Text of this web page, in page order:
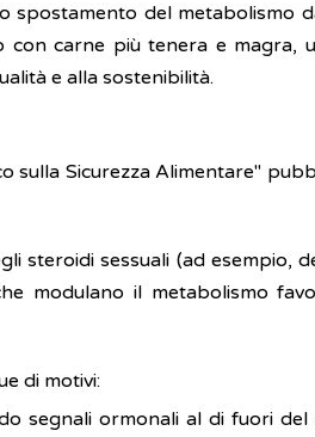
spostamento del metabolismo
con carne più tenera e magra,
e alla sostenibilità.
sulla Sicurezza Alimentare"
steroidi sessuali (ad esempio,
modulano il metabolismo
di motivi:
segnali ormonali al di fuori del